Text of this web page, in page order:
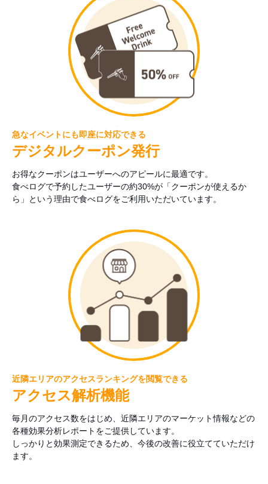
急なイベントにも即座に対応できる
デジタルクーポン発行
お得なクーポンはユーザーへのアピールに最適です。
食べログで予約したユーザーの約30%が「クーポンが使えるか
ら」という理由で食べログをご利用いただいています。
近隣エリアのアクセスランキングを閲覧できる
アクセス解析機能
毎月のアクセス数をはじめ、近隣エリアのマーケット情報などの
各種効果分析レポートをご提供しています。
しっかりと効果測定できるため、今後の改善に役立てていただけ
ます。